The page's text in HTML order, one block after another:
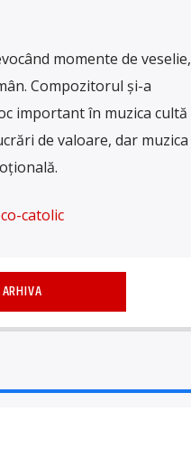
momente de veselie,
Compozitorul și-a
important în muzica cultă
de valoare, dar muzica
catolic
ARHIVA